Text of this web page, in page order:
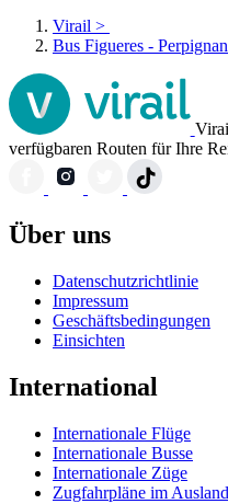
Virail >
Bus Figueres - Perpignan
verfügbaren Routen für Ihre
Über uns
Datenschutzrichtlinie
Impressum
Geschäftsbedingungen
Einsichten
International
Internationale Flüge
Internationale Busse
Internationale Züge
Zugfahrpläne im Ausland